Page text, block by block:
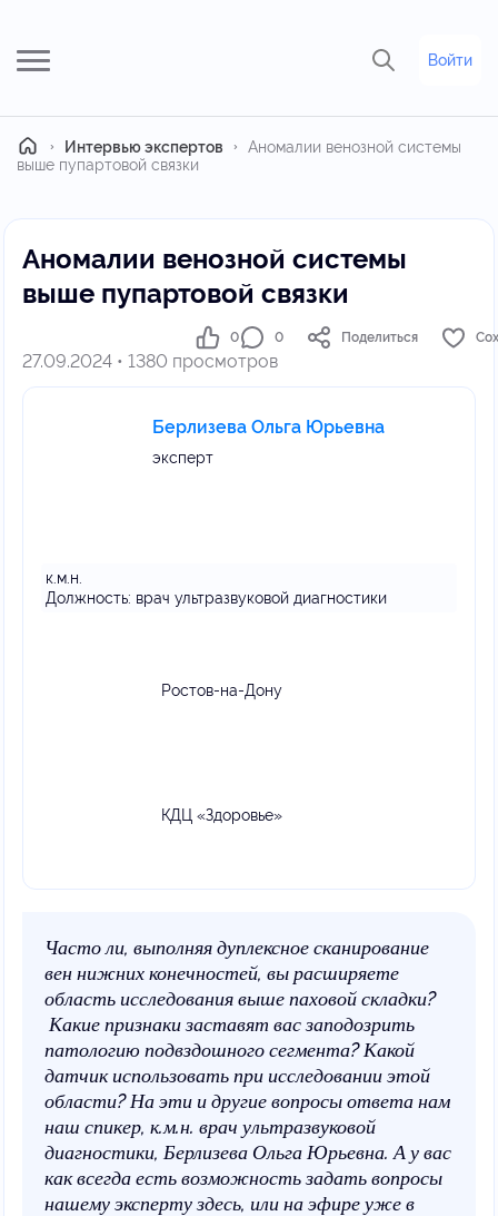
Войти
ГлавнаяИнтервью экспертов
Аномалии венозной системы
выше пупартовой связки
Аномалии венозной системы
выше пупартовой связки
27.09.2024 • 1380 просмотров
0 0 Поделиться
Берлизева Ольга Юрьевна
эксперт
к.м.н.
Должность: врач ультразвуковой диагностики
Ростов-на-Дону
КДЦ «Здоровье»
Часто ли, выполняя дуплексное сканирование
вен нижних конечностей, вы расширяете
область исследования выше паховой складки?
Какие признаки заставят вас заподозрить
патологию подвздошного сегмента? Какой
датчик использовать при исследовании этой
области? На эти и другие вопросы ответа нам
наш спикер, к.м.н. врач ультразвуковой
диагностики, Берлизева Ольга Юрьевна. А у вас
как всегда есть возможность задать вопросы
нашему эксперту здесь, или на эфире уже в